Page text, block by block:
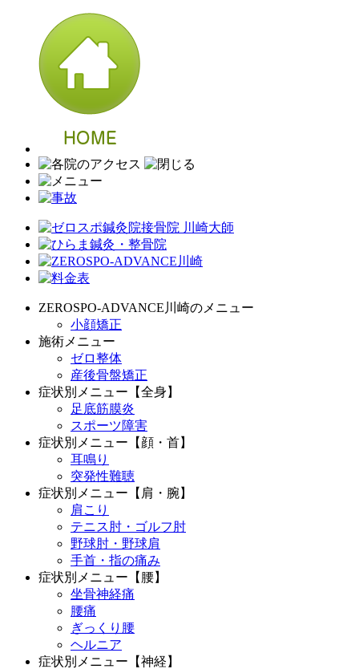
ZEROSPO-ADVANCE川崎のメニュー
小顔矯正
施術メニュー
ゼロ整体
産後骨盤矯正
症状別メニュー【全身】
足底筋膜炎
スポーツ障害
症状別メニュー【顔・首】
耳鳴り
突発性難聴
症状別メニュー【肩・腕】
肩こり
テニス肘・ゴルフ肘
野球肘・野球肩
手首・指の痛み
症状別メニュー【腰】
坐骨神経痛
腰痛
ぎっくり腰
ヘルニア
症状別メニュー【神経】